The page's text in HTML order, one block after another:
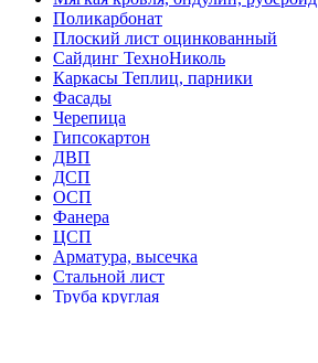
Поликарбонат
Плоский лист оцинкованный
Сайдинг ТехноНиколь
Каркасы Теплиц, парники
Фасады
Черепица
Гипсокартон
ДВП
ДСП
ОСП
Фанера
ЦСП
Арматура, высечка
Стальной лист
Труба круглая